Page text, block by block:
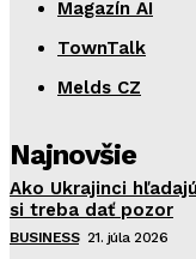
Magazín AI
TownTalk
Melds CZ
Najnovšie
Ako Ukrajinci
si treba dať pozor
BUSINESS 21. júla 2026